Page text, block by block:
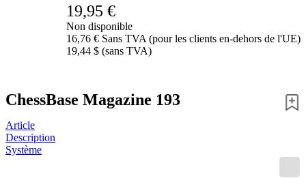
19,95 €
Non disponible
16,76 € Sans TVA (pour les clients en-dehors de l'UE)
19,44 $ (sans TVA)
ChessBase Magazine 193
Article
Description
Système